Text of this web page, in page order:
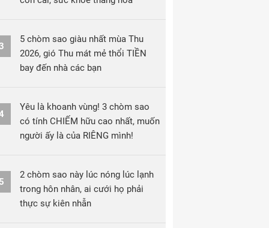
5 chòm sao giàu nhất mùa Thu
2026, gió Thu mát mẻ thổi TIỀN
bay đến nhà các bạn
Yêu là khoanh vùng! 3 chòm sao
có tính CHIẾM hữu cao nhất, muốn
người ấy là của RIÊNG mình!
2 chòm sao này lúc nóng lúc lạnh
trong hôn nhân, ai cưới họ phải
thực sự kiên nhẫn